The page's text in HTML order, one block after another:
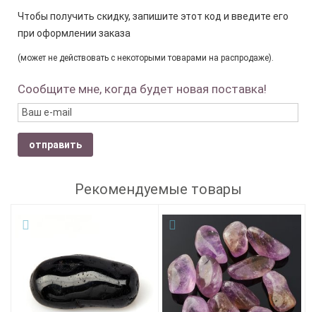
Чтобы получить скидку, запишите этот код и введите его
при оформлении заказа
(может не действовать с некоторыми товарами на распродаже).
Сообщите мне, когда будет новая поставка!
отправить
Рекомендуемые товары